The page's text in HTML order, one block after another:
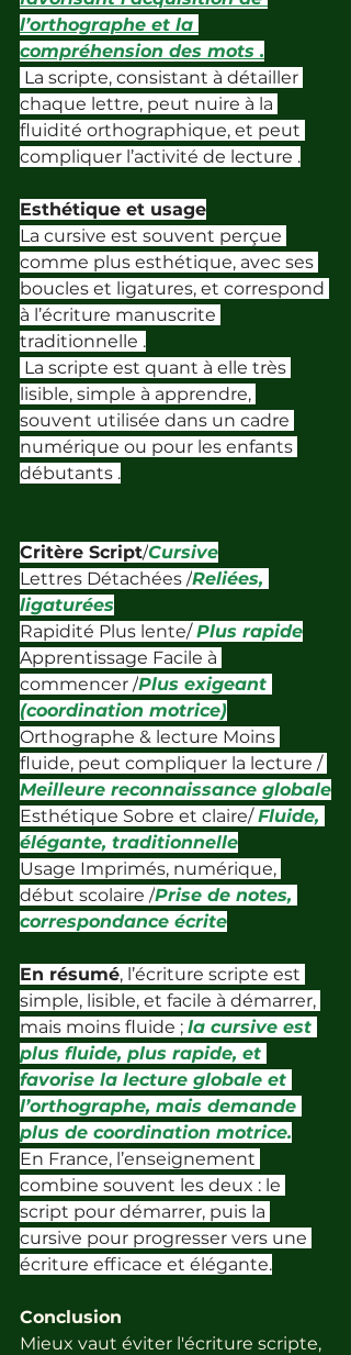
l’orthographe et la
compréhension des mots .
chaque lettre, peut nuire à la
fluidité orthographique, et peut
compliquer l’activité de lecture .
Esthétique et usage
La cursive est souvent perçue
comme plus esthétique, avec ses
boucles et ligatures, et correspond
à l’écriture manuscrite
traditionnelle .
lisible, simple à apprendre,
souvent utilisée dans un cadre
numérique ou pour les enfants
débutants .
Critère Script/Cursive
Lettres Détachées /Reliées,
ligaturées
Rapidité Plus lente/ Plus rapide
Apprentissage Facile à
commencer /Plus exigeant
(coordination motrice)
Orthographe & lecture Moins
fluide, peut compliquer la lecture /
Meilleure reconnaissance globale
Esthétique Sobre et claire/ Fluide,
élégante, traditionnelle
Usage Imprimés, numérique,
début scolaire /Prise de notes,
correspondance écrite
En résumé, l’écriture scripte est
simple, lisible, et facile à démarrer,
mais moins fluide ; la cursive est
plus fluide, plus rapide, et
favorise la lecture globale et
l’orthographe, mais demande
plus de coordination motrice.
En France, l’enseignement
combine souvent les deux : le
script pour démarrer, puis la
cursive pour progresser vers une
écriture efficace et élégante.
Conclusion
Mieux vaut éviter l'écriture scripte,